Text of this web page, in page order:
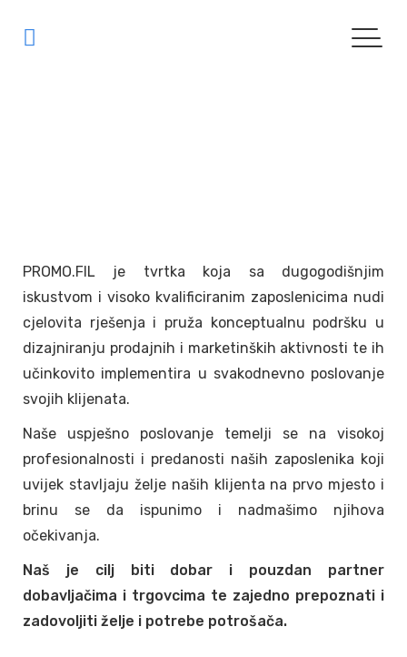
PROMO.FIL je tvrtka koja sa dugogodišnjim
iskustvom i visoko kvalificiranim zaposlenicima nudi
cjelovita rješenja i pruža konceptualnu podršku u
dizajniranju prodajnih i marketinških aktivnosti te ih
učinkovito implementira u svakodnevno poslovanje
svojih klijenata.
Naše uspješno poslovanje temelji se na visokoj
profesionalnosti i predanosti naših zaposlenika koji
uvijek stavljaju želje naših klijenta na prvo mjesto i
brinu se da ispunimo i nadmašimo njihova
očekivanja.
Naš je cilj biti dobar i pouzdan partner
dobavljačima i trgovcima te zajedno prepoznati i
zadovoljiti želje i potrebe potrošača.